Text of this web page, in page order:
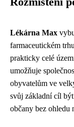
Lékárna Max
farmaceutickém
prakticky celé
umožňuje
obyvatelům ve
svůj základní cíl
občany bez ohledu